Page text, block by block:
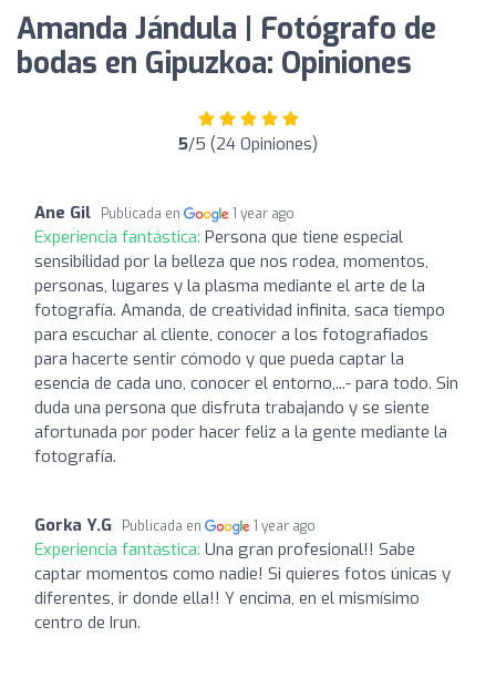
Amanda Jándula | Fotógrafo de
bodas en Gipuzkoa: Opiniones
5/5 (24 Opiniones)
Ane Gil Publicada en 1 year ago
Experiencia fantástica: Persona que tiene especial
sensibilidad por la belleza que nos rodea, momentos,
personas, lugares y la plasma mediante el arte de la
fotografía. Amanda, de creatividad infinita, saca tiempo
para escuchar al cliente, conocer a los fotografiados
para hacerte sentir cómodo y que pueda captar la
esencia de cada uno, conocer el entorno,...- para todo. Sin
duda una persona que disfruta trabajando y se siente
afortunada por poder hacer feliz a la gente mediante la
fotografía.
Gorka Y.G Publicada en 1 year ago
Experiencia fantástica: Una gran profesional!! Sabe
captar momentos como nadie! Si quieres fotos únicas y
diferentes, ir donde ella!! Y encima, en el mismísimo
centro de Irun.